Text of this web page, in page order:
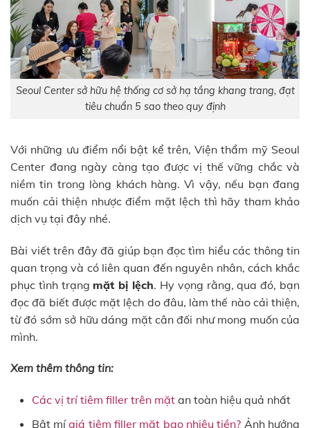
Seoul Center sở hữu hệ thống cơ sở hạ tầng khang trang, đạt
tiêu chuẩn 5 sao theo quy định
Với những ưu điểm nổi bật kể trên, Viện thẩm mỹ Seoul
Center đang ngày càng tạo được vị thế vững chắc và
niềm tin trong lòng khách hàng. Vì vậy, nếu bạn đang
muốn cải thiện nhược điểm mặt lệch thì hãy tham khảo
dịch vụ tại đây nhé.
Bài viết trên đây đã giúp bạn đọc tìm hiểu các thông tin
quan trọng và có liên quan đến nguyên nhân, cách khắc
phục tình trạng mặt bị lệch. Hy vọng rằng, qua đó, bạn
đọc đã biết được mặt lệch do đâu, làm thế nào cải thiện,
từ đó sớm sở hữu dáng mặt cân đối như mong muốn của
mình.
Xem thêm thông tin:
Các vị trí tiêm filler trên mặtan toàn hiệu quả nhất
Bật mígiá tiêm filler mặt bao nhiêu tiền? Ảnh hưởng